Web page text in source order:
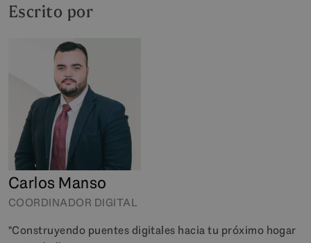
Escrito por
Carlos Manso
COORDINADOR DIGITAL
"Construyendo puentes digitales hacia tu próximo hogar